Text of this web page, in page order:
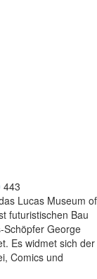
443
Lucas Museum of
futuristischen Bau
Schöpfer George
Es widmet sich der
Comics und